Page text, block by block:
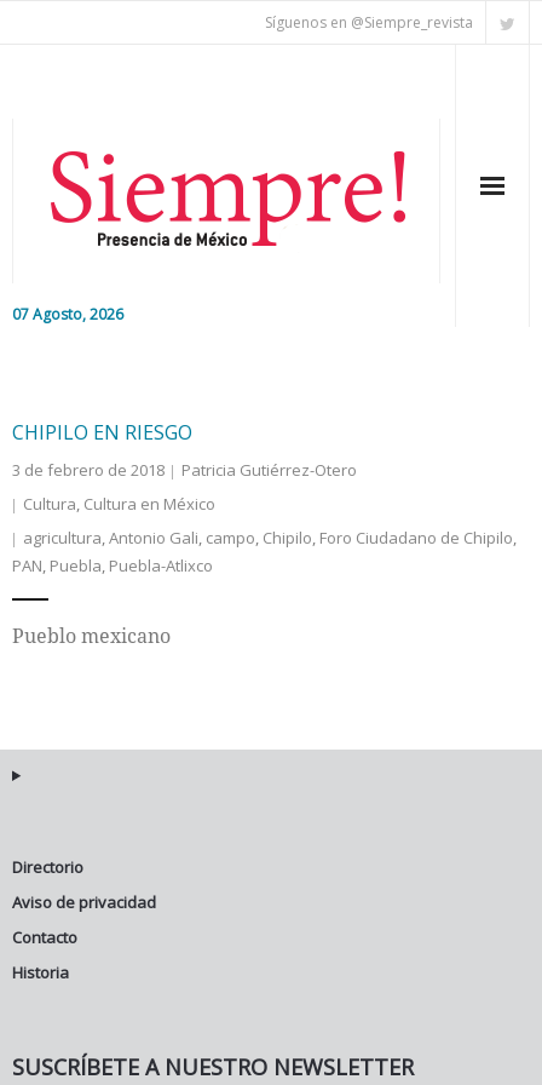
Síguenos en @Siempre_revista
07 Agosto, 2026
Nacional
Colaboradores
CHIPILO EN RIESGO
3 de febrero de 2018
Patricia Gutiérrez-Otero
Cultura, Cultura en México
agricultura,Antonio Gali, campo, Chipilo, Foro Ciudadano de Chipilo,
PAN, Puebla, Puebla-Atlixco
Pueblo mexicano
Directorio
Aviso de privacidad
Contacto
Historia
SUSCRÍBETE A NUESTRO NEWSLETTER